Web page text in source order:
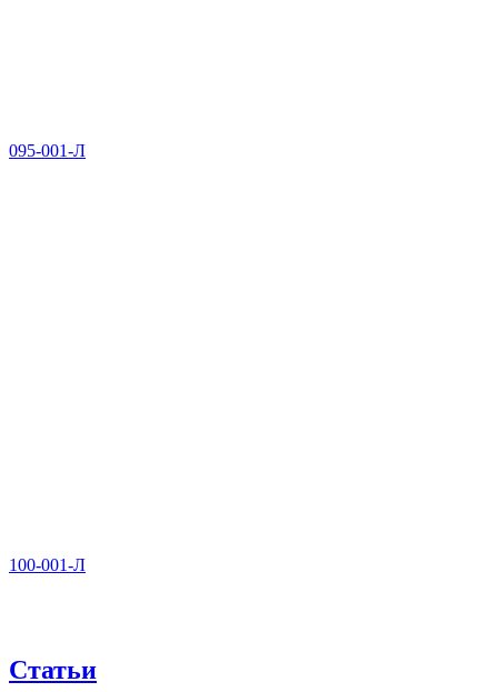
095-001-Л
100-001-Л
Статьи